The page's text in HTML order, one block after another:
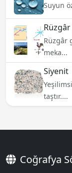
Suyun
Rüzgâr
meka...
Siyenit
taştır....
Coğrafya